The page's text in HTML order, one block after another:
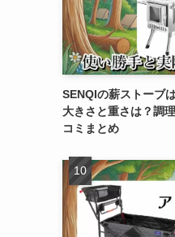
SENQIの薪ストーブ
大きさと重さは？調
コミまとめ